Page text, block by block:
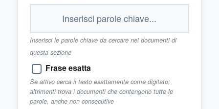
Inserisci le parole chiave da cercare nei documenti di
questa sezione
Frase esatta
Se attivo cerca il testo esattamente come digitato;
altrimenti trova i documenti che contengono tutte le
parole, anche non consecutive